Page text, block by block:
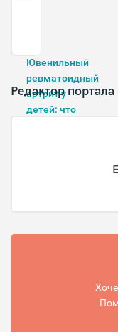
Ювенильный
ревматоидный
артрит у
детей: что
Редактор портала